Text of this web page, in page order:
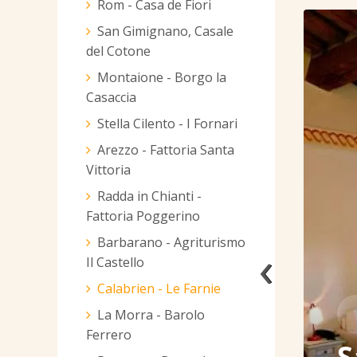
‹
Rom - Casa de Fiori
San Gimignano, Casale
del Cotone
Montaione - Borgo la
Casaccia
Stella Cilento - I Fornari
Arezzo - Fattoria Santa
Vittoria
Radda in Chianti -
Fattoria Poggerino
Barbarano - Agriturismo
Il Castello
Calabrien - Le Farnie
La Morra - Barolo
Ferrero